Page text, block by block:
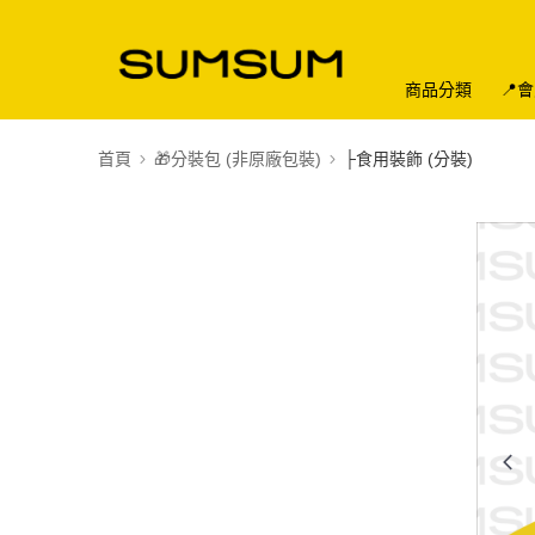
商品分類 📍
首頁 🎁分裝包 (非原廠包裝) ├食用裝飾 (分裝)